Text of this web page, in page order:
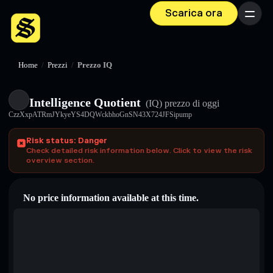
Scarica ora Menu
Home / Prezzi / Prezzo IQ
Intelligence Quotient (IQ) prezzo di oggi
CzzXxpATRmJYkyeYS4DQWckbhoGnSN43X724JFSipump
Risk status: Danger
Check detailed risk information below. Click to view the risk
overview section.
No price information available at this time.